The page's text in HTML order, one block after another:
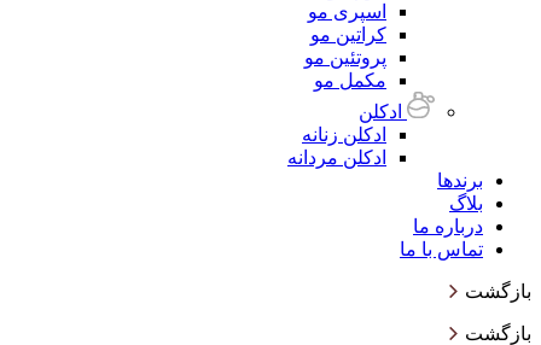
اسپری مو
کراتین مو
پروتئین مو
مکمل مو
ادکلن
ادکلن زنانه
ادکلن مردانه
برندها
بلاگ
درباره ما
تماس با ما
بازگشت
بازگشت